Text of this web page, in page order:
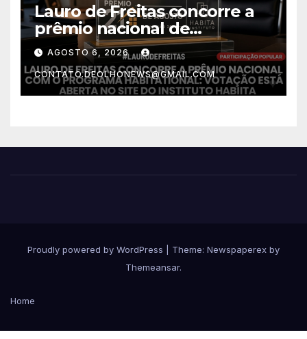
Lauro de Freitas concorre a
prêmio nacional de
habitação com o projeto “Tá
Rebocado”; votação está
aberta
AGOSTO 6, 2026
CONTATO.DEOLHONEWS@GMAIL.COM
Proudly powered by WordPress
Theme: Newspaperex by
Themeansar.
Home